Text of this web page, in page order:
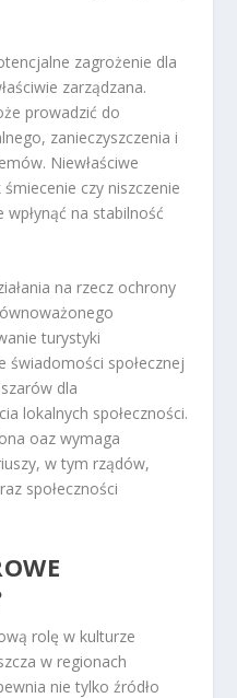
zagrożenie dla
zarządzana.
prowadzić do
zanieczyszczenia i
Niewłaściwe
czy niszczenie
na stabilność
na rzecz ochrony
turystyki
świadomości społecznej
dla
lokalnych społeczności.
oaz wymaga
w tym rządów,
społeczności
rolę w kulturze
w regionach
nie tylko źródło